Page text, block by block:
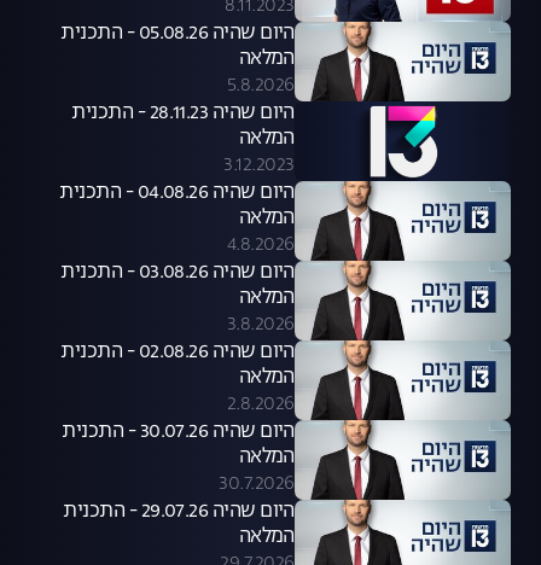
8.11.2023
היום שהיה 05.08.26 - התכנית
המלאה
5.8.2026
היום שהיה 28.11.23 - התכנית
המלאה
3.12.2023
היום שהיה 04.08.26 - התכנית
המלאה
4.8.2026
היום שהיה 03.08.26 - התכנית
המלאה
3.8.2026
היום שהיה 02.08.26 - התכנית
המלאה
2.8.2026
היום שהיה 30.07.26 - התכנית
המלאה
30.7.2026
היום שהיה 29.07.26 - התכנית
המלאה